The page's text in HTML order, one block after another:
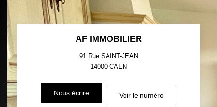
AF IMMOBILIER
91 Rue SAINT-JEAN
14000 CAEN
Nous écrire Voir le numéro